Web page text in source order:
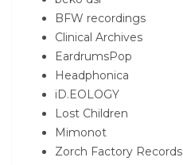
BFW recordings
Clinical Archives
EardrumsPop
Headphonica
iD.EOLOGY
Lost Children
Mimonot
Zorch Factory Records